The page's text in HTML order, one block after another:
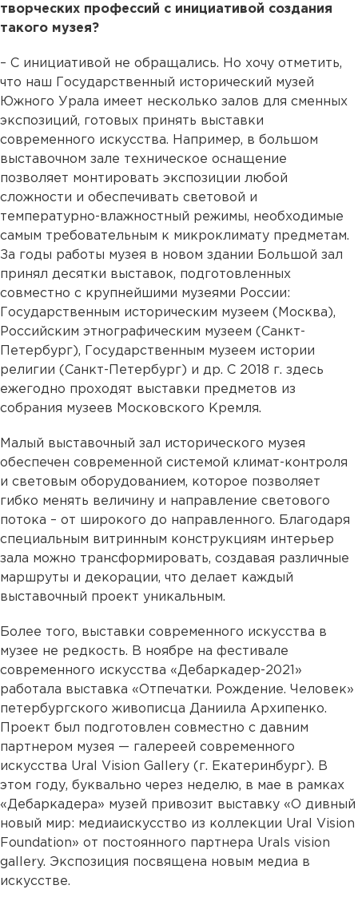
творческих профессий с инициативой создания
такого музея?
– С инициативой не обращались. Но хочу отметить,
что наш Государственный исторический музей
Южного Урала имеет несколько залов для сменных
экспозиций, готовых принять выставки
современного искусства. Например, в большом
выставочном зале техническое оснащение
позволяет монтировать экспозиции любой
сложности и обеспечивать световой и
температурно-влажностный режимы, необходимые
самым требовательным к микроклимату предметам.
За годы работы музея в новом здании Большой зал
принял десятки выставок, подготовленных
совместно с крупнейшими музеями России:
Государственным историческим музеем (Москва),
Российским этнографическим музеем (Санкт-
Петербург), Государственным музеем истории
религии (Санкт-Петербург) и др. С 2018 г. здесь
ежегодно проходят выставки предметов из
собрания музеев Московского Кремля.
Малый выставочный зал исторического музея
обеспечен современной системой климат-контроля
и световым оборудованием, которое позволяет
гибко менять величину и направление светового
потока – от широкого до направленного. Благодаря
специальным витринным конструкциям интерьер
зала можно трансформировать, создавая различные
маршруты и декорации, что делает каждый
выставочный проект уникальным.
Более того, выставки современного искусства в
музее не редкость. В ноябре на фестивале
современного искусства «Дебаркадер-2021»
работала выставка «Отпечатки. Рождение. Человек»
петербургского живописца Даниила Архипенко.
Проект был подготовлен совместно с давним
партнером музея — галереей современного
искусства Ural Vision Gallery (г. Екатеринбург). В
этом году, буквально через неделю, в мае в рамках
«Дебаркадера» музей привозит выставку «О дивный
новый мир: медиаискусство из коллекции Ural Vision
Foundation» от постоянного партнера Urals vision
gallery. Экспозиция посвящена новым медиа в
искусстве.